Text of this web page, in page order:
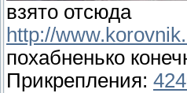
взято отсюда
http://
похабненько
Прикрепления: